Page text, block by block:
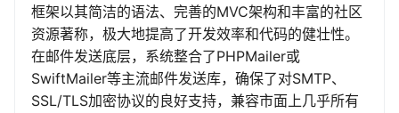
框架以其简洁的语法、完善的MVC架构和丰富的社区
资源著称，极大地提高了开发效率和代码的健壮性。
在邮件发送底层，系统整合了PHPMailer或
SwiftMailer等主流邮件发送库，确保了对SMTP、
SSL/TLS加密协议的良好支持，兼容市面上几乎所有